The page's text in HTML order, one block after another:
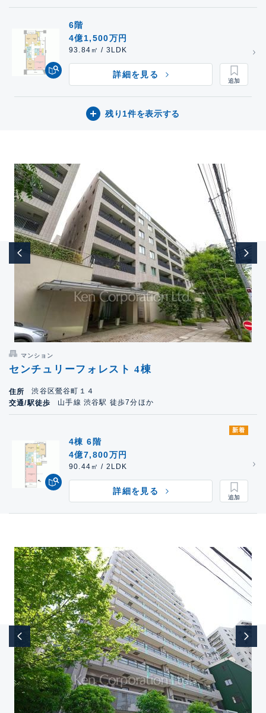
6階
4億1,500万円
93.84㎡ / 3LDK
詳細を見る
残り1件を表示する
マンション
センチュリーフォレスト 4棟
住所
渋谷区鶯谷町１４
交通/駅徒歩
山手線 渋谷駅 徒歩7分ほか
新着
4棟 6階
4億7,800万円
90.44㎡ / 2LDK
詳細を見る